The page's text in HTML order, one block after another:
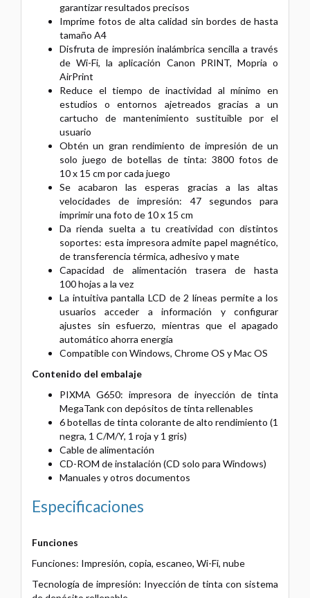
garantizar resultados precisos
Imprime fotos de alta calidad sin bordes de hasta
tamaño A4
Disfruta de impresión inalámbrica sencilla a través
de Wi-Fi, la aplicación Canon PRINT, Mopria o
AirPrint
Reduce el tiempo de inactividad al mínimo en
estudios o entornos ajetreados gracias a un
cartucho de mantenimiento sustituible por el
usuario
Obtén un gran rendimiento de impresión de un
solo juego de botellas de tinta: 3800 fotos de
10 x 15 cm por cada juego
Se acabaron las esperas gracias a las altas
velocidades de impresión: 47 segundos para
imprimir una foto de 10 x 15 cm
Da rienda suelta a tu creatividad con distintos
soportes: esta impresora admite papel magnético,
de transferencia térmica, adhesivo y mate
Capacidad de alimentación trasera de hasta
100 hojas a la vez
La intuitiva pantalla LCD de 2 líneas permite a los
usuarios acceder a información y configurar
ajustes sin esfuerzo, mientras que el apagado
automático ahorra energía
Compatible con Windows, Chrome OS y Mac OS
Contenido del embalaje
PIXMA G650: impresora de inyección de tinta
MegaTank con depósitos de tinta rellenables
6 botellas de tinta colorante de alto rendimiento (1
negra, 1 C/M/Y, 1 roja y 1 gris)
Cable de alimentación
CD-ROM de instalación (CD solo para Windows)
Manuales y otros documentos
Especificaciones
Funciones
Funciones: Impresión, copia, escaneo, Wi-Fi, nube
Tecnología de impresión: Inyección de tinta con sistema